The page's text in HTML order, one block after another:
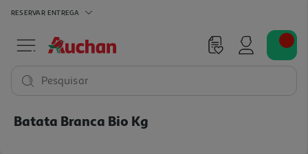
RESERVAR ENTREGA
Pesquisar
Batata Branca Bio Kg